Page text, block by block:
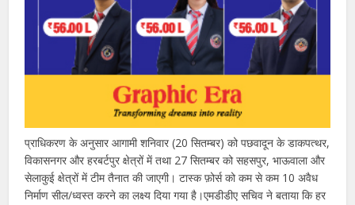
प्राधिकरण के अनुसार आगामी शनिवार (20 सितम्बर) को पछवादून के डाकपत्थर,
विकासनगर और हरबर्टपुर क्षेत्रों में तथा 27 सितम्बर को सहसपुर, भाऊवाला और
सेलाकुई क्षेत्रों में टीम तैनात की जाएगी। टास्क फ़ोर्स को कम से कम 10 अवैध
निर्माण सील/ध्वस्त करने का लक्ष्य दिया गया है।एमडीडीए सचिव ने बताया कि हर